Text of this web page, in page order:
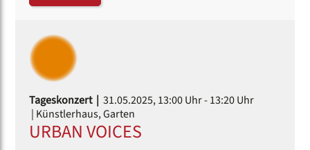
Tageskonzert | 31.05.2025, 13:00 Uhr- 13:20 Uhr
| Künstlerhaus, Garten
URBAN VOICES